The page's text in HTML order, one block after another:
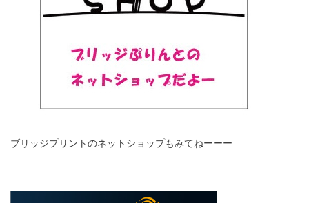
ブリッジプリントのネットショップもみてねーーー